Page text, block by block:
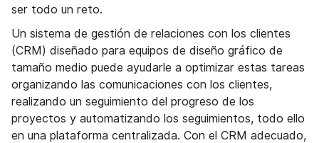
ser todo un reto.
Un sistema de gestión de relaciones con los clientes
(CRM) diseñado para equipos de diseño gráfico de
tamaño medio puede ayudarle a optimizar estas tareas
organizando las comunicaciones con los clientes,
realizando un seguimiento del progreso de los
proyectos y automatizando los seguimientos, todo ello
en una plataforma centralizada. Con el CRM adecuado,